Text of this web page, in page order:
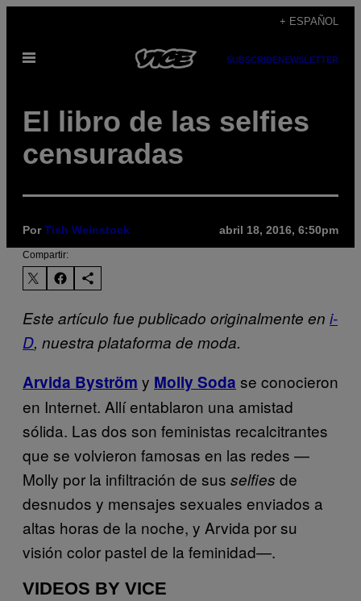
contenido
+ ESPAÑOL
Abrir
SUBSCRIBENEWSLETTER
El libro de las selfies
censuradas
PorTish Weinstock abril 18, 2016, 6:50pm
Compartir:
Este artículo fue publicado originalmente en i-
D, nuestra plataforma de moda.
Arvida Byström y Molly Soda se conocieron
en Internet. Allí entablaron una amistad
sólida. Las dos son feministas recalcitrantes
que se volvieron famosas en las redes —
Molly por la infiltración de sus selfies de
desnudos y mensajes sexuales enviados a
altas horas de la noche, y Arvida por su
visión color pastel de la feminidad—.
VIDEOS BY VICE